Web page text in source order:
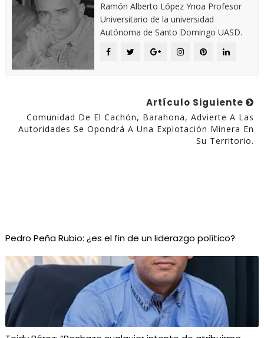
Ramón Alberto López Ynoa Profesor
Universitario de la universidad
Autónoma de Santo Domingo UASD.
Artículo Siguiente
Comunidad De El Cachón, Barahona, Advierte A Las
Autoridades Se Opondrá A Una Explotación Minera En
Su Territorio.
Pedro Peña Rubio: ¿es el fin de un liderazgo político?